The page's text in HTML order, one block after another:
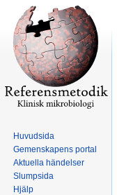
Huvudsida
Gemenskapens portal
Aktuella händelser
Slumpsida
Hjälp